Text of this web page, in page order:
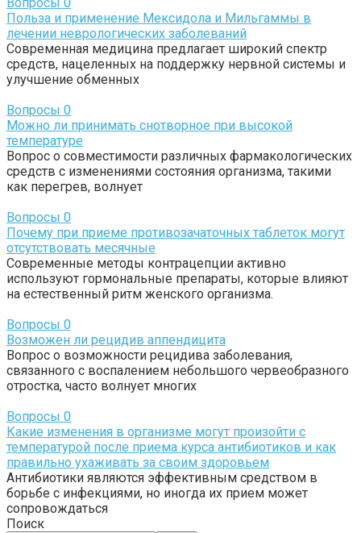
Вопросы 0
Польза и применение Мексидола и Мильгаммы в
лечении неврологических заболеваний
Современная медицина предлагает широкий спектр
средств, нацеленных на поддержку нервной системы и
улучшение обменных
Вопросы 0
Можно ли принимать снотворное при высокой
температуре
Вопрос о совместимости различных фармакологических
средств с изменениями состояния организма, такими
как перегрев, волнует
Вопросы 0
Почему при приеме противозачаточных таблеток могут
отсутствовать месячные
Современные методы контрацепции активно
используют гормональные препараты, которые влияют
на естественный ритм женского организма.
Вопросы 0
Возможен ли рецидив аппендицита
Вопрос о возможности рецидива заболевания,
связанного с воспалением небольшого червеобразного
отростка, часто волнует многих
Вопросы 0
Какие изменения в организме могут произойти с
температурой после приема курса антибиотиков и как
правильно ухаживать за своим здоровьем
Антибиотики являются эффективным средством в
борьбе с инфекциями, но иногда их прием может
сопровождаться
Поиск